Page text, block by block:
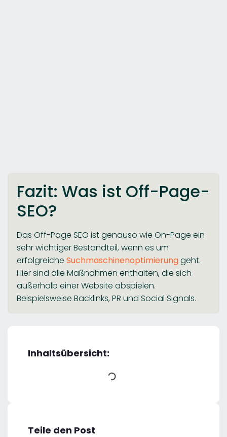
Fazit: Was ist Off-Page-
SEO?
Das Off-Page SEO ist genauso wie On-Page ein
sehr wichtiger Bestandteil, wenn es um
erfolgreiche Suchmaschinenoptimierunggeht.
Hier sind alle Maßnahmen enthalten, die sich
außerhalb einer Website abspielen.
Beispielsweise Backlinks, PR und Social Signals.
Inhaltsübersicht:
Teile den Post